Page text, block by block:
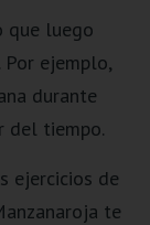
que luego
ejemplo,
durante
del tiempo.
ejercicios de
te